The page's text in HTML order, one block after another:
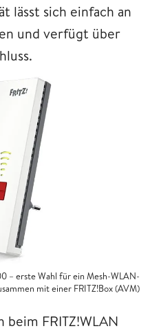
lässt sich einfach an
und verfügt über
– erste Wahl für ein Mesh-WLAN-
mit einer FRITZ!Box (AVM)
beim FRITZ!WLAN